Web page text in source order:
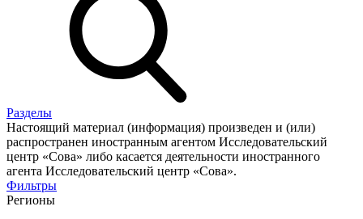
Разделы
Настоящий материал (информация) произведен и (или)
распространен иностранным агентом Исследовательский
центр «Сова» либо касается деятельности иностранного
агента Исследовательский центр «Сова».
Фильтры
Регионы